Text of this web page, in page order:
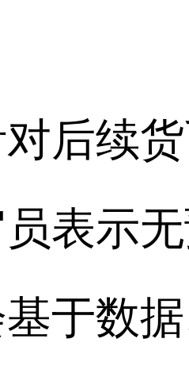
续货
表示
于数